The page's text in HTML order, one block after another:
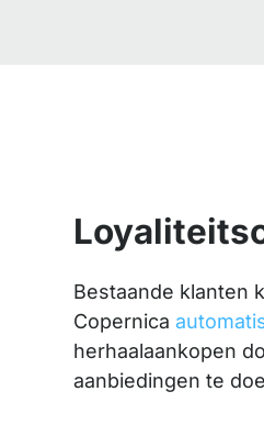
Bestaande klanten
Copernica
herhaalaankopen
aanbiedingen te